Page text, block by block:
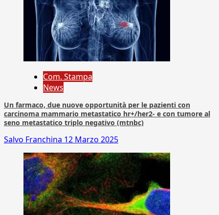
Com. Stampa
News
Un farmaco, due nuove opportunità per le pazienti con
carcinoma mammario metastatico hr+/her2- e con tumore al
seno metastatico triplo negativo (mtnbc)
Salvo Franchina 12 Marzo 2025